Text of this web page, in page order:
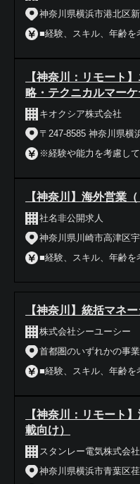
神奈川県横浜市港北区
■経験、スキル、年齢を
【神奈川：リモート
略・テクニカルマー
キオクシア株式会社
〒247-8585 神奈川県横
※経験や能力を考慮し
【神奈川】海外営業
社名非公開求人
神奈川県川崎市高津区
■経験、スキル、年齢を
【神奈川】統括マネ
株式会社シーユーシー
首都圏のいずれかの事
■経験、スキル、年齢を
【神奈川：リモート
載向け）
スタンレー電気株式会社
神奈川県横浜市青葉区